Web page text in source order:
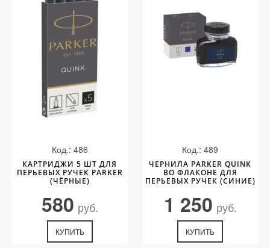
Код.: 486
КАРТРИДЖИ 5 ШТ ДЛЯ
ПЕРЬЕВЫХ РУЧЕК PARKER
(ЧЁРНЫЕ)
580 руб.
КУПИТЬ
Код.: 489
ЧЕРНИЛА PARKER QUINK
ВО ФЛАКОНЕ ДЛЯ
ПЕРЬЕВЫХ РУЧЕК (СИНИЕ)
1 250 руб.
КУПИТЬ